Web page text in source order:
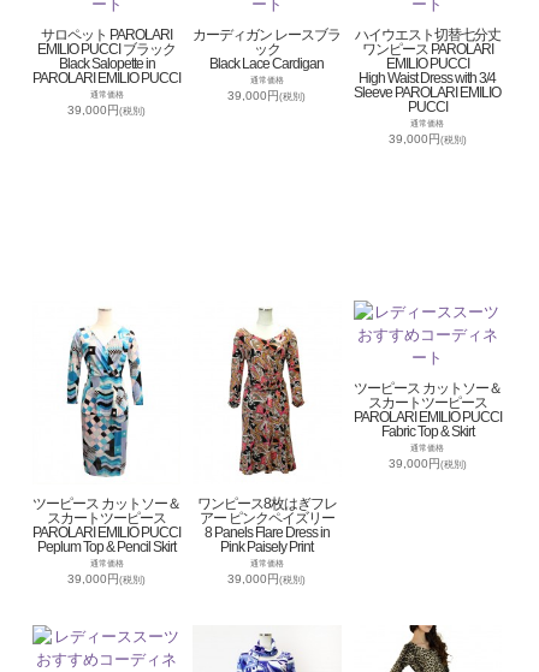
サロペット PAROLARI
EMILIO PUCCI ブラック
Black Salopette in
PAROLARI EMILIO PUCCI
通常価格
39,000円(税別)
カーディガン レースブラ
ック
Black Lace Cardigan
通常価格
39,000円(税別)
ハイウエスト切替七分丈
ワンピース PAROLARI
EMILIO PUCCI
High Waist Dress with 3/4
Sleeve PAROLARI EMILIO
PUCCI
通常価格
39,000円(税別)
ツーピース カットソー＆
スカートツーピース
PAROLARI EMILIO PUCCI
Peplum Top & Pencil Skirt
通常価格
39,000円(税別)
ワンピース8枚はぎフレ
アー ピンクペイズリー
8 Panels Flare Dress in
Pink Paisely Print
通常価格
39,000円(税別)
ツーピース カットソー＆
スカートツーピース
PAROLARI EMILIO PUCCI
Fabric Top & Skirt
通常価格
39,000円(税別)